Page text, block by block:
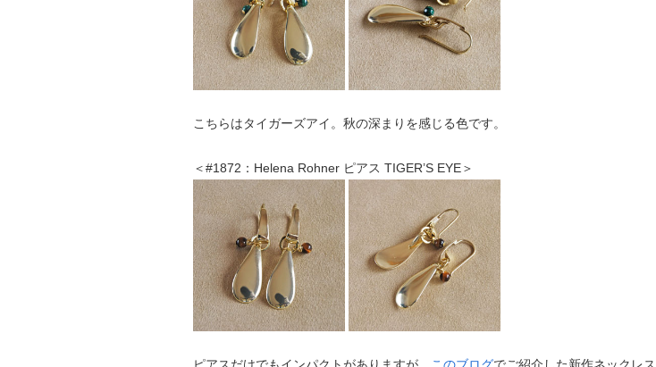
こちらはタイガーズアイ。秋の深まりを感じる色です。
＜#1872：Helena Rohner ピアス TIGER’S EYE＞